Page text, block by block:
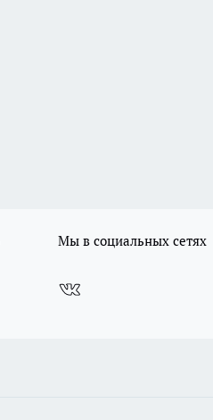
Мы в социальных сетях